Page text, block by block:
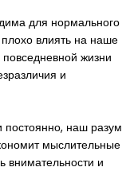
для нормального
влиять на наше
жизни
и
постоянно, наш разум
мыслительные
внимательности и